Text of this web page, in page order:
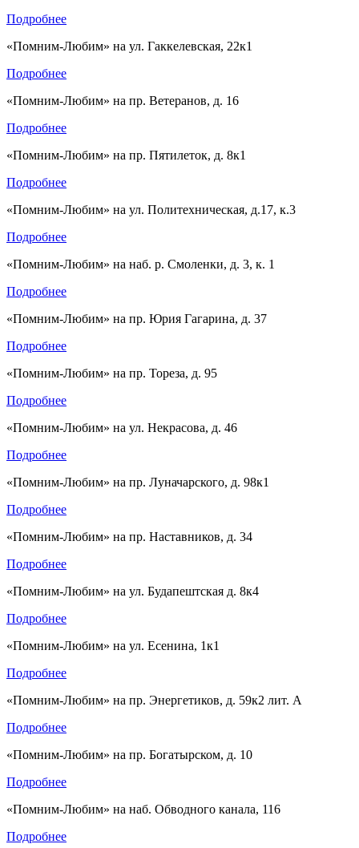
Подробнее
«Помним-Любим» на ул. Гаккелевская, 22к1
Подробнее
«Помним-Любим» на пр. Ветеранов, д. 16
Подробнее
«Помним-Любим» на пр. Пятилеток, д. 8к1
Подробнее
«Помним-Любим» на ул. Политехническая, д.17, к.3
Подробнее
«Помним-Любим» на наб. р. Смоленки, д. 3, к. 1
Подробнее
«Помним-Любим» на пр. Юрия Гагарина, д. 37
Подробнее
«Помним-Любим» на пр. Тореза, д. 95
Подробнее
«Помним-Любим» на ул. Некрасова, д. 46
Подробнее
«Помним-Любим» на пр. Луначарского, д. 98к1
Подробнее
«Помним-Любим» на пр. Наставников, д. 34
Подробнее
«Помним-Любим» на ул. Будапештская д. 8к4
Подробнее
«Помним-Любим» на ул. Есенина, 1к1
Подробнее
«Помним-Любим» на пр. Энергетиков, д. 59к2 лит. А
Подробнее
«Помним-Любим» на пр. Богатырском, д. 10
Подробнее
«Помним-Любим» на наб. Обводного канала, 116
Подробнее